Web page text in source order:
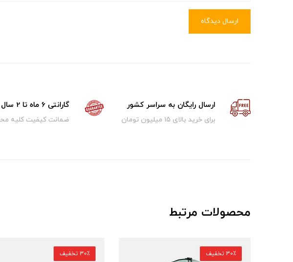
ارسال دیدگاه
ارسال رایگان به سراسر کشور
برای خرید بالای ۱5 میلیون تومان
گارانتی 6 ماه تا 2 سال
ضمانت کیفیت کلیه
محصولات مرتبط
30٪ تخفیف 30٪ تخفیف